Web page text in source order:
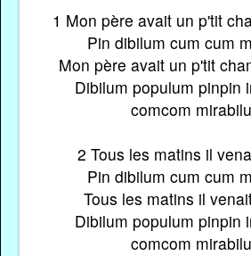
1 Mon père avait un p'tit
Pin dibilum cum cum
Mon père avait un p'tit
Dibilum populum pinpin
comcom
2 Tous les matins il
Pin dibilum cum cum
Tous les matins il
Dibilum populum pinpin
comcom